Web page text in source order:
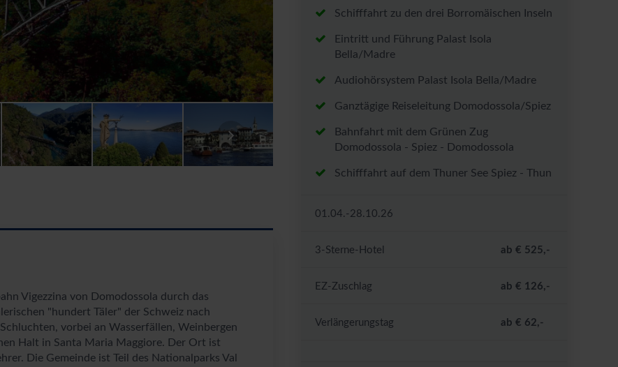
Vigezzina von Domodossola durch das
"hundert Täler" der Schweiz nach
vorbei an Wasserfällen, Weinbergen
Halt in Santa Maria Maggiore. Der Ort ist
Die Gemeinde ist Teil des Nationalparks Val
Schifffahrt zu den drei Borromäischen Inseln
Eintritt und Führung Palast Isola
Bella/Madre
Audiohörsystem Palast Isola Bella/Madre
Ganztägige Reiseleitung Domodossola/Spiez
Bahnfahrt mit dem Grünen Zug
Domodossola - Spiez - Domodossola
Schifffahrt auf dem Thuner See Spiez - Thun
01.04.-28.10.26
3-Sterne-Hotel ab € 525,-
EZ-Zuschlag ab € 126,-
Verlängerungstag ab € 62,-